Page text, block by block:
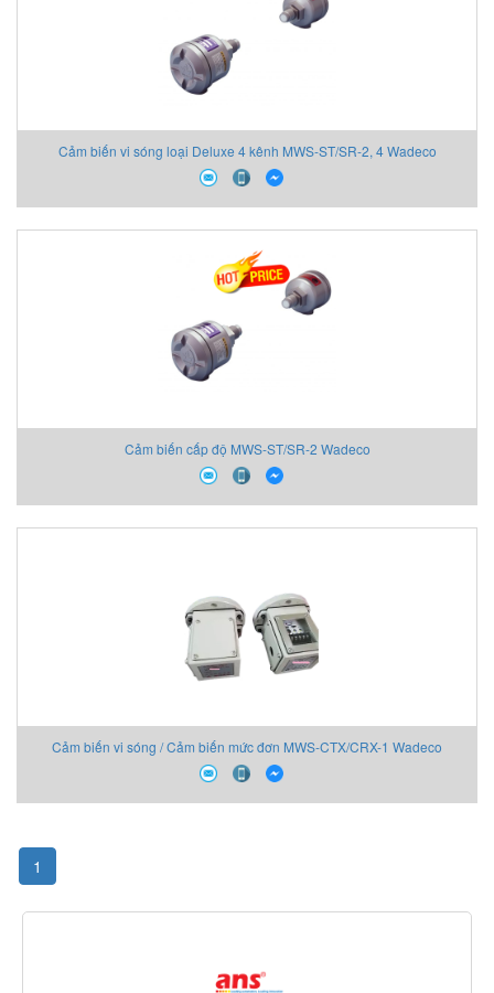
Cảm biến vi sóng loại Deluxe 4 kênh MWS-ST/SR-2, 4 Wadeco
Cảm biến cấp độ MWS-ST/SR-2 Wadeco
Cảm biến vi sóng / Cảm biến mức đơn MWS-CTX/CRX-1 Wadeco
1